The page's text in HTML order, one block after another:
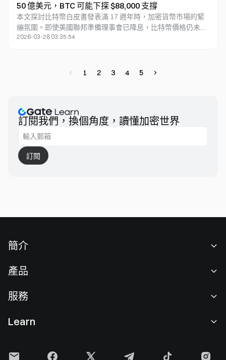
50 億美元，BTC 可能下探 $88,000 支撐
本文探討比特幣白皮書發表滿 17 週年時，加密貨幣市場的緊
繃氛圍。即使美國聯邦準備理事會已降息，比特幣價格仍未站
穩，市場對去中心化願景的質疑愈發升高。
2026-03-28 03:35:54
1 2 3 4 5
訂閱我們，換個角度，讀懂加密世界
訂閱
簡介
新聞中心
產品
現貨交易
理財中心
服務
Learn
Gate 快訊